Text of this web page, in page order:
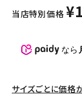
パンツ・ショー
SEASON
当店特別価格 ¥
なら
サイズごとに価格